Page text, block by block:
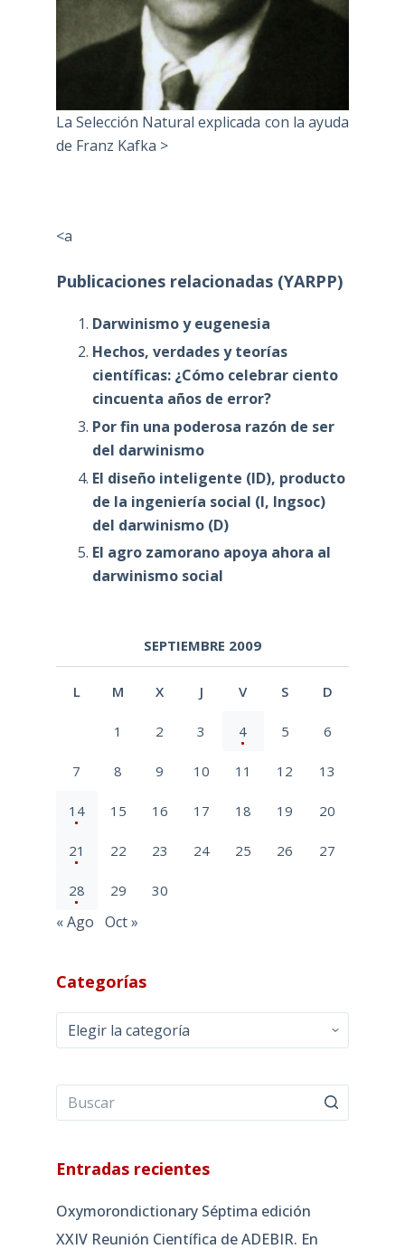
La Selección Natural explicada con la ayuda
de Franz Kafka >
<a
Publicaciones relacionadas (YARPP)
Darwinismo y eugenesia
Hechos, verdades y teorías
científicas: ¿Cómo celebrar ciento
cincuenta años de error?
Por fin una poderosa razón de ser
del darwinismo
El diseño inteligente (ID), producto
de la ingeniería social (I, Ingsoc)
del darwinismo (D)
El agro zamorano apoya ahora al
darwinismo social
SEPTIEMBRE 2009
L M X J V S D
1 2 3 4 5 6
7 8 9 10 11 12 13
14 15 16 17 18 19 20
21 22 23 24 25 26 27
28 29 30
« Ago Oct »
Categorías
Categorías
Entradas recientes
Oxymorondictionary Séptima edición
XXIV Reunión Científica de ADEBIR. En